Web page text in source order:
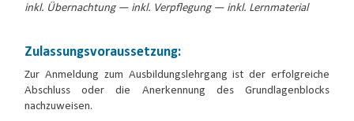
inkl. Übernachtung — inkl. Verpflegung — inkl. Lernmaterial
Zulassungsvoraussetzung:
Zur Anmeldung zum Ausbildungslehrgang ist der erfolgreiche
Abschluss oder die Anerkennung des Grundlagenblocks
nachzuweisen.